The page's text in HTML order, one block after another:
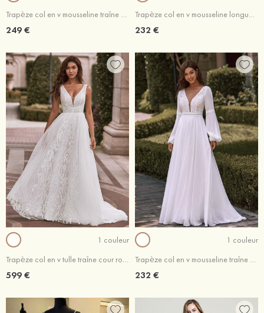
Trapèze col en v mousseline traîne cour robe de mariée
249 €
Trapèze col en v mousseline longueur ras du sol robe de mariée
232 €
1 couleur
Trapèze col en v tulle traîne cour robe de mariée
599 €
1 couleur
Trapèze col en v mousseline traîne balayage robe de mariée
232 €